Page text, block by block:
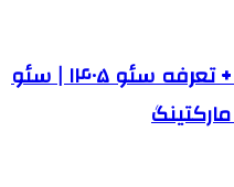
🔍 خدمات سئو حرفه‌ای + تعرفه سئو ۱۴۰۵ | سئو